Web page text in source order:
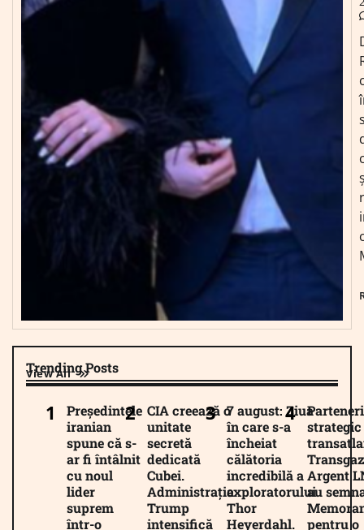
Trending Posts
View All
Președintele
iranian
spune că s-
ar fi întâlnit
cu noul
lider
suprem
într-o
CIA creează o
unitate
secretă
dedicată
Cubei.
Administrația
Trump
intensifică
7 august: Ziua
în care s-a
încheiat
călătoria
incredibilă a
exploratorului
Thor
Heyerdahl.
strategic
Argent
au
pentru o